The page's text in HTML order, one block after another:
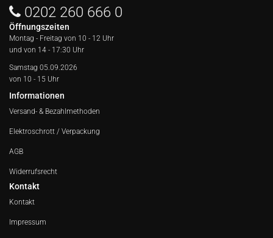
0202 260 666 0
Öffnungszeiten
Montag - Freitag von 10 - 12 Uhr
und von 14 - 17:30 Uhr
Samstag 05.09.2026
von 10 - 15 Uhr
Informationen
Versand- & Bezahlmethoden
Elektroschrott / Verpackung
AGB
Widerrufsrecht
Kontakt
Kontakt
Impressum